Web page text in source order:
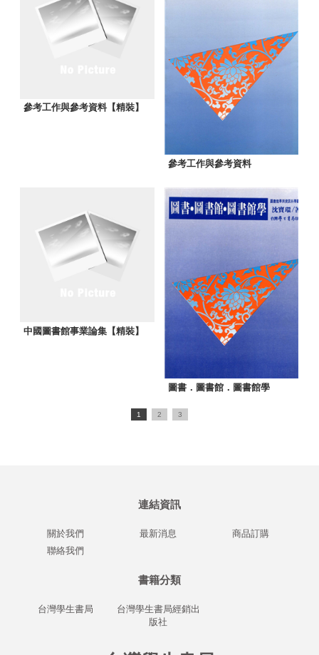
參考工作與參考資料【精裝】
參考工作與參考資料
中國圖書館事業論集【精裝】
圖書．圖書館．圖書館學
1 2 3
連結資訊
關於我們 最新消息
商品訂購
聯絡我們
書籍分類
台灣學生書局
台灣學生書局經銷出
版社